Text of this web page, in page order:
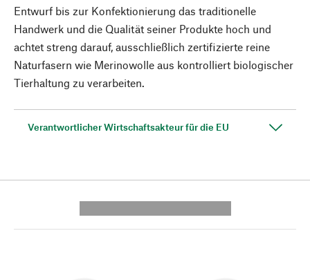
Entwurf bis zur Konfektionierung das traditionelle
Handwerk und die Qualität seiner Produkte hoch und
achtet streng darauf, ausschließlich zertifizierte reine
Naturfasern wie Merinowolle aus kontrolliert biologischer
Tierhaltung zu verarbeiten.
Verantwortlicher Wirtschaftsakteur für die EU